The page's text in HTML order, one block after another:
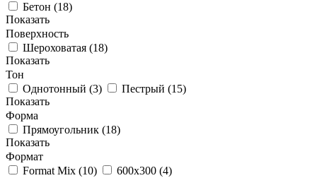
Бетон (18)
Показать
Поверхность
Шероховатая (18)
Показать
Тон
Однотонный (3) Пестрый (15)
Показать
Форма
Прямоугольник (18)
Показать
Формат
Format Mix (10) 600x300 (4)